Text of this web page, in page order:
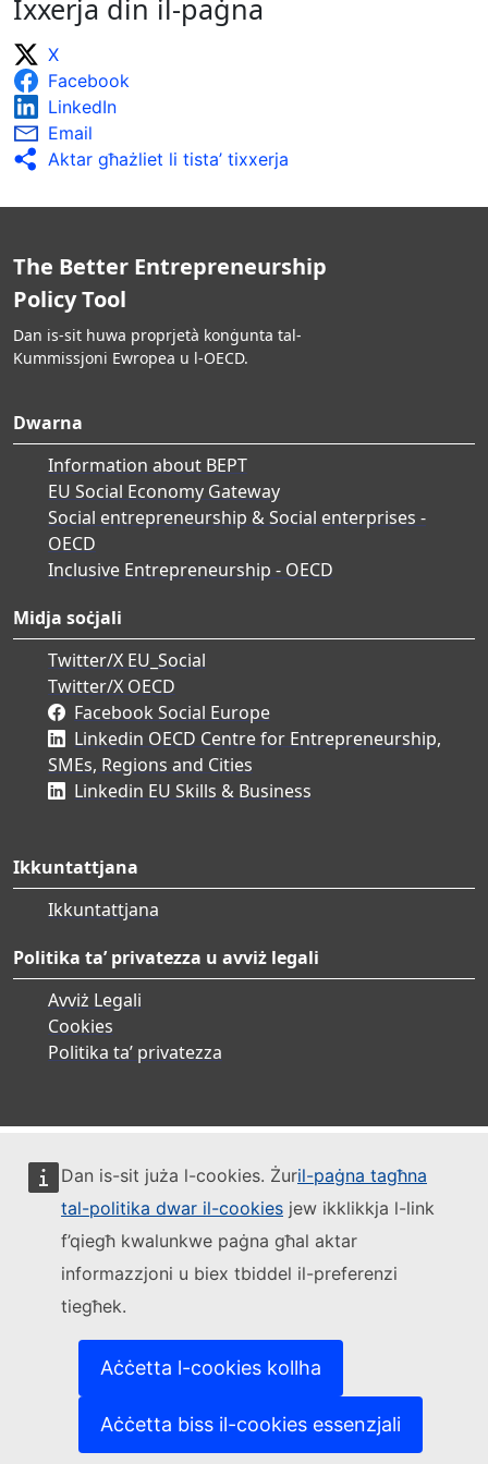
Dan is-sit juża l-cookies. Żuril-paġna tagħna
tal-politika dwar il-cookies jew ikklikkja l-link
f’qiegħ kwalunkwe paġna għal aktar
informazzjoni u biex tbiddel il-preferenzi
tiegħek.
Aċċetta l-cookies kollha
Aċċetta biss il-cookies essenzjali
L-evalwazzjonijiet ex post isiru sabiex jitkejjel l-
rrapportati b’mod mifrux.
Ir-riżultati tal-monitoraġġ u tal-evalwazzjoni jiġu
l-kampanji ta’ sensibilizzazzjoni.
Ixxerja din il-paġna
X
Facebook
LinkedIn
Email
Aktar għażliet li tista’ tixxerja
The Better Entrepreneurship
Policy Tool
Dan is-sit huwa proprjetà konġunta tal-
Kummissjoni Ewropea u l-OECD.
Dwarna
Information about BEPT
EU Social Economy Gateway
Social entrepreneurship & Social enterprises -
OECD
Inclusive Entrepreneurship - OECD
Midja soċjali
Twitter/X EU_Social
Twitter/X OECD
Facebook Social Europe
Linkedin OECD Centre for Entrepreneurship,
SMEs, Regions and Cities
Linkedin EU Skills & Business
Ikkuntattjana
Ikkuntattjana
Politika ta’ privatezza u avviż legali
Avviż Legali
Cookies
Politika ta’ privatezza